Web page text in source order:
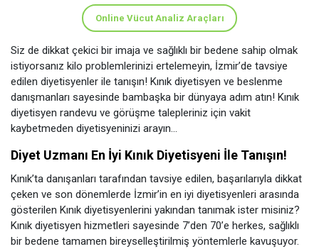
Online Vücut Analiz Araçları
Siz de dikkat çekici bir imaja ve sağlıklı bir bedene sahip olmak
istiyorsanız kilo problemlerinizi ertelemeyin, İzmir’de tavsiye
edilen diyetisyenler ile tanışın! Kınık diyetisyen ve beslenme
danışmanları sayesinde bambaşka bir dünyaya adım atın! Kınık
diyetisyen randevu ve görüşme talepleriniz için vakit
kaybetmeden diyetisyeninizi arayın...
Diyet Uzmanı En İyi Kınık Diyetisyeni İle Tanışın!
Kınık’ta danışanları tarafından tavsiye edilen, başarılarıyla dikkat
çeken ve son dönemlerde İzmir’in en iyi diyetisyenleri arasında
gösterilen Kınık diyetisyenlerini yakından tanımak ister misiniz?
Kınık diyetisyen hizmetleri sayesinde 7’den 70’e herkes, sağlıklı
bir bedene tamamen bireyselleştirilmiş yöntemlerle kavuşuyor.